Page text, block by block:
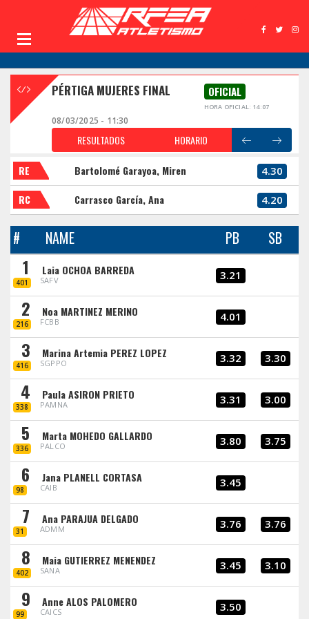
PÉRTIGA MUJERES FINAL OFICIAL
HORA OFICIAL: 14:07
08/03/2025 - 11:30
RESULTADOS HORARIO
RE Bartolomé Garayoa, Miren 4.30
RC Carrasco García, Ana 4.20
# NAME PB SB
1
401
Laia OCHOA BARREDA
SAFV 3.21
2
216
Noa MARTINEZ MERINO
FCBB 4.01
3
416
Marina Artemia PEREZ LOPEZ
SGPPO 3.32 3.30
4
338
Paula ASIRON PRIETO
PAMNA 3.31 3.00
5
336
Marta MOHEDO GALLARDO
PALCO 3.80 3.75
6
98
Jana PLANELL CORTASA
CAIB 3.45
7
31
Ana PARAJUA DELGADO
ADMM 3.76 3.76
8
402
Maia GUTIERREZ MENENDEZ
SANA 3.45 3.10
9
99
Anne ALOS PALOMERO
CAICS 3.50